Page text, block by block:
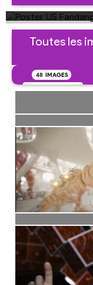
Toutes les
48 IMAGES